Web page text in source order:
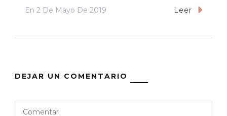
En 2 De Mayo De 2019 Leer
DEJAR UN COMENTARIO